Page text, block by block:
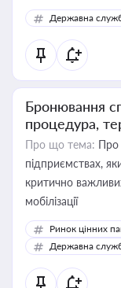
Державна
Бронювання
процедура,
Про що тема: Про
підприємствах,
критично
мобілізації
Ринок цінних
Державна